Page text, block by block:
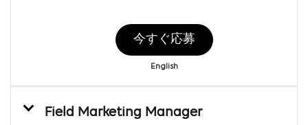
今すぐ応募
English
Field Marketing Manager